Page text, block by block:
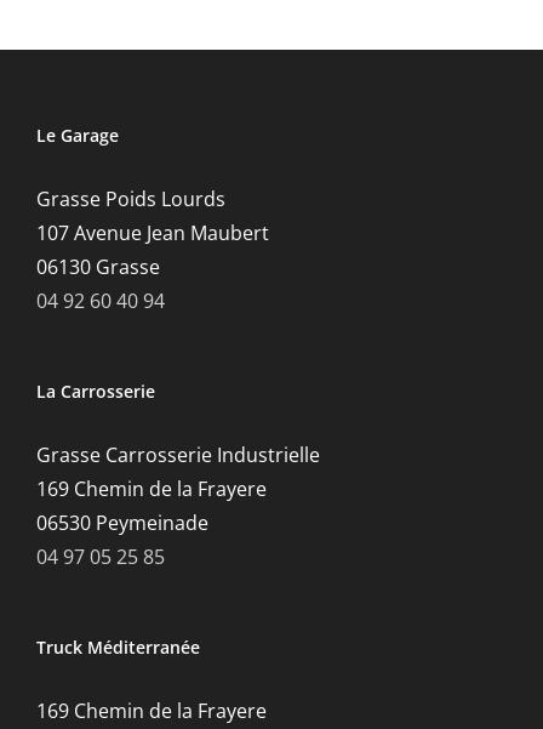
Le Garage
Grasse Poids Lourds
107 Avenue Jean Maubert
06130 Grasse
04 92 60 40 94
La Carrosserie
Grasse Carrosserie Industrielle
169 Chemin de la Frayere
06530 Peymeinade
04 97 05 25 85
Truck Méditerranée
169 Chemin de la Frayere